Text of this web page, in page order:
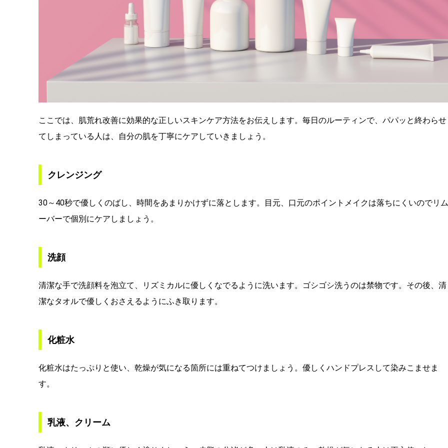
ここでは、肌荒れ改善に効果的な正しいスキンケア方法をお伝えします。毎日のルーティンで、パパッと終わらせ
てしまっている人は、自分の肌を丁寧にケアしていきましょう。
クレンジング
30～40秒で優しくのばし、時間をあまりかけずに落とします。目元、口元のポイントメイクは落ちにくいのでリム
ーバーで個別にケアしましょう。
洗顔
清潔な手で洗顔料を泡立て、リズミカルに優しくなでるように洗います。ゴシゴシ洗うのは禁物です。その後、清
潔なタオルで優しくおさえるようにふき取ります。
化粧水
化粧水はたっぷりと使い、乾燥が気になる箇所には重ねてつけましょう。優しくハンドプレスして染みこませま
す。
乳液、クリーム